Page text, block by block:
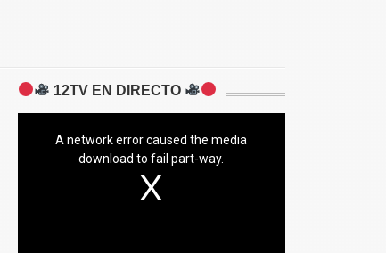
12TV EN DIRECTO
A network error caused the media
download to fail part-way.